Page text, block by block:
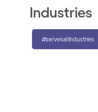
Industries
#servesallindustries